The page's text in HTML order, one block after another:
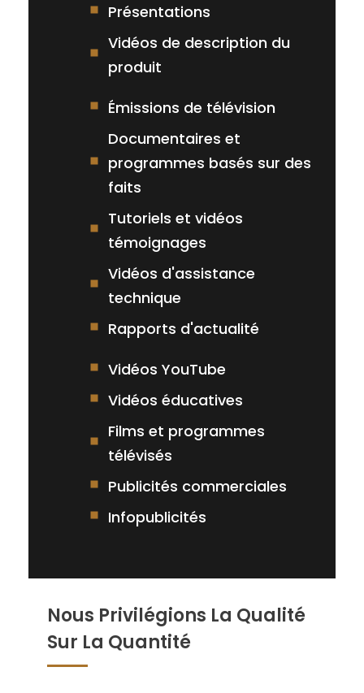
Présentations
Vidéos de description du
produit
Émissions de télévision
Documentaires et
programmes basés sur des
faits
Tutoriels et vidéos
témoignages
Vidéos d'assistance
technique
Rapports d'actualité
Vidéos YouTube
Vidéos éducatives
Films et programmes
télévisés
Publicités commerciales
Infopublicités
Nous Privilégions La Qualité
Sur La Quantité